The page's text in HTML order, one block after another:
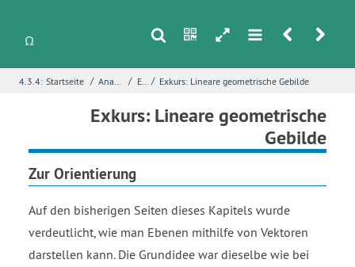
s n h m r u
4.3.4: Startseite / Analytische Geometrie / Ebenen / Exkurs: Lineare geometrische Gebilde
Exkurs: Lineare geometrische
Gebilde
Zur Orientierung
Auf den bisherigen Seiten dieses Kapitels wurde
verdeutlicht, wie man Ebenen mithilfe von Vektoren
darstellen kann. Die Grundidee war dieselbe wie bei
Name*
E-Mail*
Seite*